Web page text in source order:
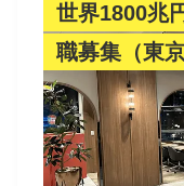
世界1800兆
職募集（東京